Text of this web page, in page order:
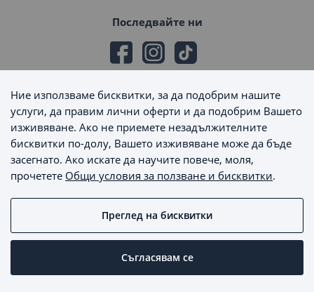
Последвайте ни
Начини на плащане
Начини на доставка
MaxSale © 2026 - Всички права запазени
Ние използваме бисквитки, за да подобрим нашите
услуги, да правим лични оферти и да подобрим Вашето
изживяване. Ако не приемете незадължителните
бисквитки по-долу, Вашето изживяване може да бъде
засегнато. Ако искате да научите повече, моля,
прочетете Общи условия за ползване и бисквитки.
Съгласявам се
Преглед на бисквитки